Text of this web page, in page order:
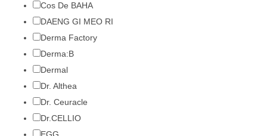
Cos De BAHA
DAENG GI MEO RI
Derma Factory
Derma:B
Dermal
Dr. Althea
Dr. Ceuracle
Dr.CELLIO